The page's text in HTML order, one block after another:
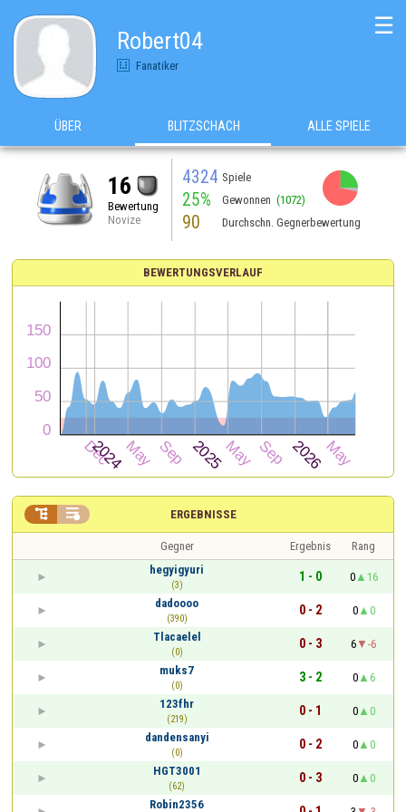
Robert04
Fanatiker
☰
ÜBER BLITZSCHACH ALLE SPIELE
16
Bewertung
Novize
4324 Spiele
25% Gewonnen (1072)
90 Durchschn. Gegnerbewertung
BEWERTUNGSVERLAUF
ERGEBNISSE
 
Gegner Ergebnis
Rang
hegyigyuri
(3)
1 - 0 0
16
dadoooo
(390)
0 - 2 0
0
Tlacaelel
(0)
0 - 3 6
-6
muks7
(0)
3 - 2 0
6
123fhr
(219)
0 - 1 0
0
dandensanyi
(0)
0 - 2 0
0
HGT3001
(62)
0 - 3 0
0
Robin2356